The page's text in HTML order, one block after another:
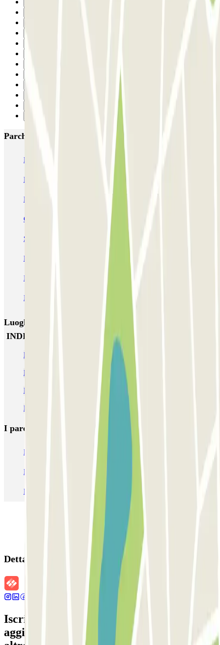
Parcheggi più popolari a Marsiglia
Ecolowpark - Proche Aéroport Marseille Provence - Découvert
Rome Blue Valet - Aéroport de Marseille (MRS) - Extérieur
MyValetservices2.0 - Service Voiturier - Aéroport de Marseille
Centre du pneu - Aéroport de Marseille
Service Voiturier PARKING SERVICES - Aéroport Marseille
Provence
INDIGO Paradis Mélizan INDIGO Préfecture
INDIGO Quai d'Arenc INDIGO République
Luoghi ed eventi che potrebbero interessarti vicino a
INDIGO Préfecture
Parcheggio vicino alla Canebière Marseille
Parcheggio vicino al Vecchio Porto di Marsiglia
Parcheggio vicino alla stazione di Marsiglia di Gare Saint-Charles
Marsiglia ZBE: parcheggio nella zona a basse emissioni | Parclick
I parcheggi più prenotati
Parcheggio Venezia Parcheggio Piazzale Roma Venezia
Parcheggio Roma Parcheggio Milano
Parcheggio Malpensa Terminal 1 Parcheggio Malpensa
Dettagli della prenotazione
Iscriviti alla nostra Newsletter e rimani
aggiornato su sconti, concorsi e tante